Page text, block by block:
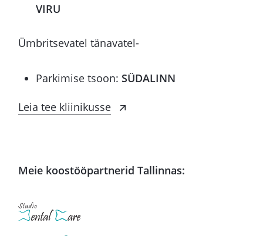
VIRU
Ümbritsevatel tänavatel-
Parkimise tsoon: SÜDALINN
Leia tee kliinikusse
Meie koostööpartnerid Tallinnas: